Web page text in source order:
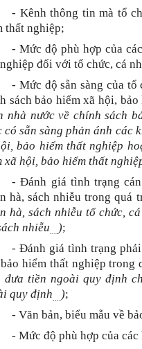
- Kênh thông tin mà tổ
thất nghiệp;
- Mức độ phù hợp của
đối với tổ chức, cá
- Mức độ sẵn sàng của
sách bảo hiểm xã hội,
nhà nước về chính sách
có sẵn sàng phản ánh các
bảo hiểm thất nghiệp
xã hội, bảo hiểm thất
- Đánh giá tình trạng
hà, sách nhiễu trong quá
hà, sách nhiễu tổ chức,
nhiễu ....);
- Đánh giá tình trạng
hiểm thất nghiệp
đưa tiền ngoài quy định
quy định ....);
- Văn bản, biểu mẫu về
- Mức độ phù hợp của